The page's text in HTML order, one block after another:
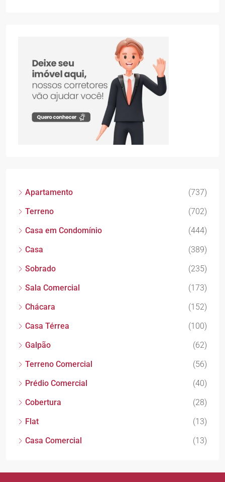
Apartamento
(737)
Terreno
(702)
Casa em Condomínio
(444)
Casa
(389)
Sobrado
(235)
Sala Comercial
(173)
Chácara
(152)
Casa Térrea
(100)
Galpão
(62)
Terreno Comercial
(56)
Prédio Comercial
(40)
Cobertura
(28)
Flat
(13)
Casa Comercial
(13)